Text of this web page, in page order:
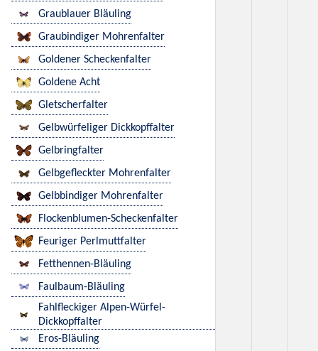
Graublauer Bläuling
Graubindiger Mohrenfalter
Goldener Scheckenfalter
Goldene Acht
Gletscherfalter
Gelbwürfeliger Dickkopffalter
Gelbringfalter
Gelbgefleckter Mohrenfalter
Gelbbindiger Mohrenfalter
Flockenblumen-Scheckenfalter
Feuriger Perlmuttfalter
Fetthennen-Bläuling
Faulbaum-Bläuling
Fahlfleckiger Alpen-Würfel-
Dickkopffalter
Eros-Bläuling